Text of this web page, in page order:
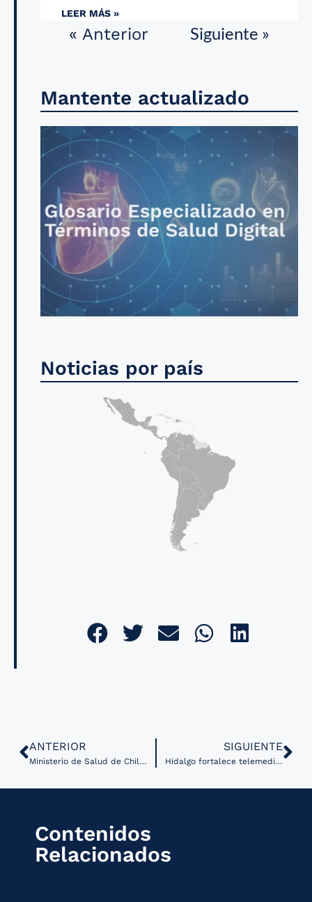
LEER MÁS »
« Anterior Siguiente »
Mantente actualizado
Noticias por país
ANTERIOR
Ministerio de Salud de Chile lanza MIRAI, un modelo para predecir riesgo de cáncer de mama
SIGUIENTE
Hidalgo fortalece telemedicina para garantizar atención médica en comunidades remotas
Contenidos
Relacionados